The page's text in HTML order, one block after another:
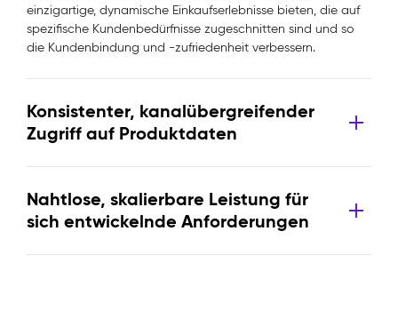
einzigartige, dynamische Einkaufserlebnisse bieten, die auf
spezifische Kundenbedürfnisse zugeschnitten sind und so
die Kundenbindung und -zufriedenheit verbessern.
Konsistenter, kanalübergreifender
Zugriff auf Produktdaten
Nahtlose, skalierbare Leistung für
sich entwickelnde Anforderungen